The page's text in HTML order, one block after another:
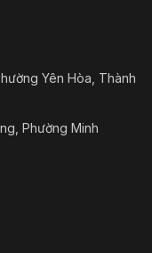
ft)
ft)
ft)
Yên Hòa, Thành
Phường Minh